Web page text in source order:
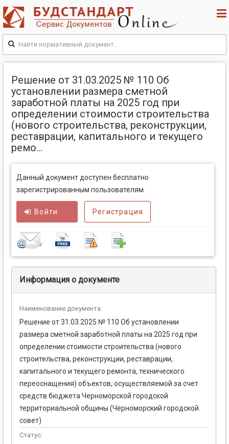
Решение от 31.03.2025 № 110 Об
установлении размера сметной
заработной платы на 2025 год при
определении стоимости строительства
(нового строительства, реконструкции,
реставрации, капитального и текущего
ремо...
Данный документ доступен бесплатно
зарегистрированным пользователям.
Войти Регистрация
Информация о документе
Наименование документа:
Решение от 31.03.2025 № 110 Об установлении
размера сметной заработной платы на 2025 год при
определении стоимости строительства (нового
строительства, реконструкции, реставрации,
капитального и текущего ремонта, технического
переоснащения) объектов, осуществляемой за счет
средств бюджета Черноморской городской
территориальной общины (Черноморский городской
совет)
Статус: